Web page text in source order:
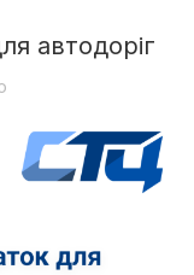
автодоріг